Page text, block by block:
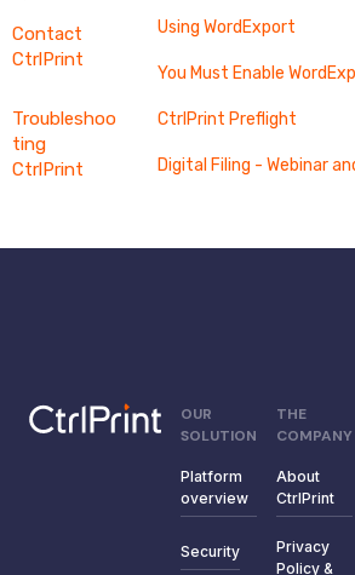
Using WordExport
You Must Enable
CtrlPrint Preflight
Digital Filing - Webinar
Contact
CtrlPrint
Troubleshoo
ting
CtrlPrint
OUR
SOLUTION
Platform
overview
Security
THE
COMPANY
About
CtrlPrint
Privacy
Policy &